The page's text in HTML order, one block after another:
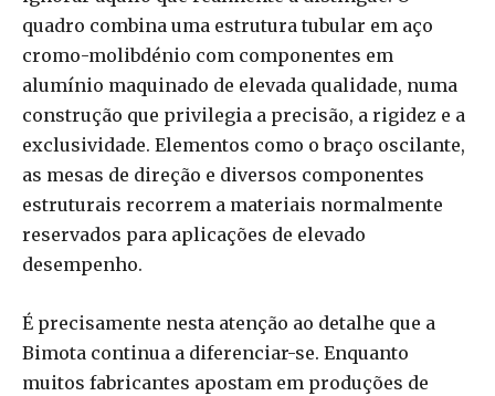
quadro combina uma estrutura tubular em aço
cromo-molibdénio com componentes em
alumínio maquinado de elevada qualidade, numa
construção que privilegia a precisão, a rigidez e a
exclusividade. Elementos como o braço oscilante,
as mesas de direção e diversos componentes
estruturais recorrem a materiais normalmente
reservados para aplicações de elevado
desempenho.
É precisamente nesta atenção ao detalhe que a
Bimota continua a diferenciar-se. Enquanto
muitos fabricantes apostam em produções de